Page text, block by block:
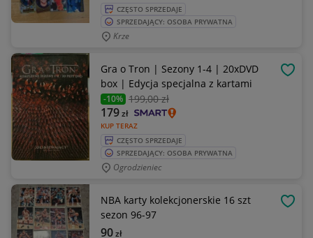
CZĘSTO SPRZEDAJE
SPRZEDAJĄCY: OSOBA PRYWATNA
Krze
Gra o Tron | Sezony 1-4 | 20xDVD
box | Edycja specjalna z kartami
-10% 199,00 zł
KUP TERAZ
179zł
CZĘSTO SPRZEDAJE
SPRZEDAJĄCY: OSOBA PRYWATNA
Ogrodzieniec
NBA karty kolekcjonerskie 16 szt
sezon 96-97
90zł